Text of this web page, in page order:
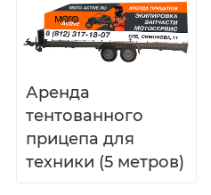
Аренда
тентованного
прицепа для
техники (5 метров)